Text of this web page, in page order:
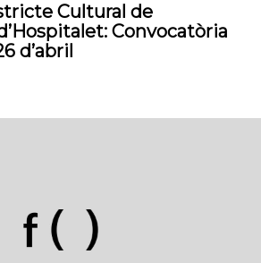
Cultural de
Convocatòria
d’abril